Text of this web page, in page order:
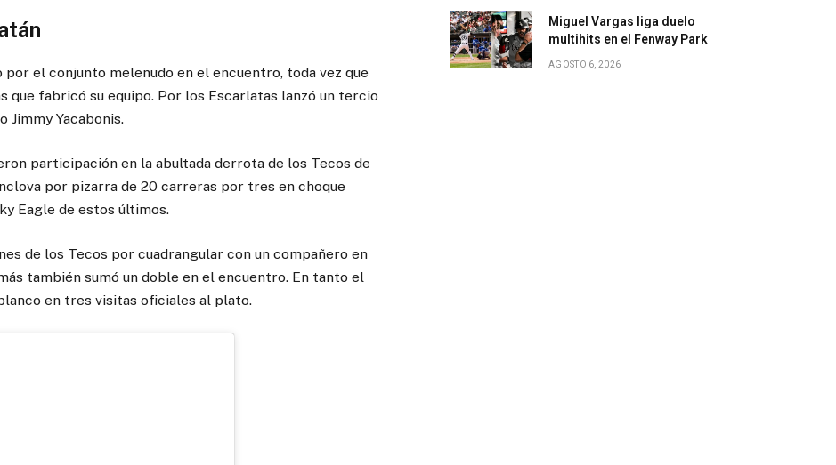
el conjunto melenudo en el encuentro, toda vez que
que fabricó su equipo. Por los Escarlatas lanzó un tercio
Jimmy Yacabonis.
participación en la abultada derrota de los Tecos de
por pizarra de 20 carreras por tres en choque
Eagle de estos últimos.
de los Tecos por cuadrangular con un compañero en
también sumó un doble en el encuentro. En tanto el
en tres visitas oficiales al plato.
Miguel Vargas liga duelo
multihits en el Fenway Park
AGOSTO 6, 2026